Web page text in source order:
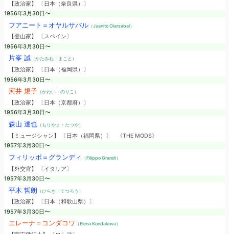
【政治家】 〔日本（奈良県）〕
1956年3月30日〜
フアニート＝オヤルサバル（Juanito Oiarzabal）
【登山家】 〔スペイン〕
1956年3月30日〜
片峯 誠（かたみね・まこと）
【政治家】 〔日本（福岡県）〕
1956年3月30日〜
河井 規子（かわい・のりこ）
【政治家】 〔日本（京都府）〕
1956年3月30日〜
森山 達也（もりやま・たつや）
【ミュージシャン】 〔日本（福岡県）〕
《THE MODS》
1957年3月30日〜
フィリッポ＝グランディ （Filippo Grandi）
【外交官】 〔イタリア〕
1957年3月30日〜
平木 哲朗 （ひらき・てつろう）
【政治家】 〔日本（和歌山県）〕
1957年3月30日〜
エレーナ＝コンダコワ （Elena Kondakova）